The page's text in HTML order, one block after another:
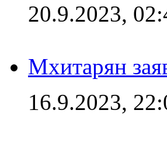
20.9.2023,
Мхитарян
16.9.2023,